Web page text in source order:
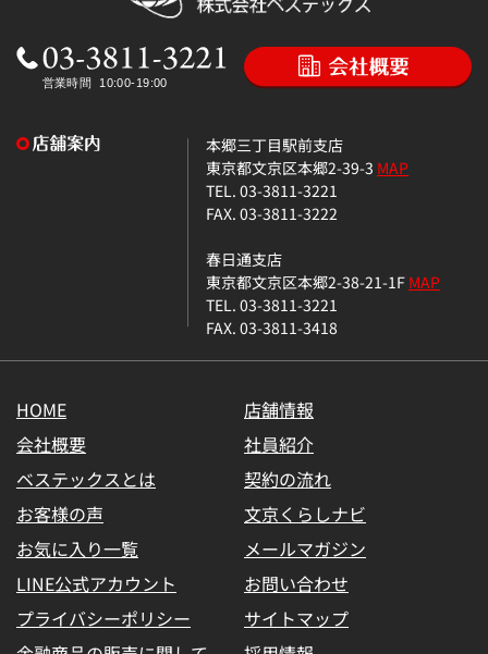
本郷三丁目駅前支店
東京都文京区本郷2-39-3 MAP
TEL. 03-3811-3221
FAX. 03-3811-3222
春日通支店
東京都文京区本郷2-38-21-1FMAP
TEL. 03-3811-3221
FAX. 03-3811-3418
HOME
店舗情報
会社概要
社員紹介
ベステックスとは
契約の流れ
お客様の声
文京くらしナビ
お気に入り一覧
メールマガジン
LINE公式アカウント
お問い合わせ
プライバシーポリシー
サイトマップ